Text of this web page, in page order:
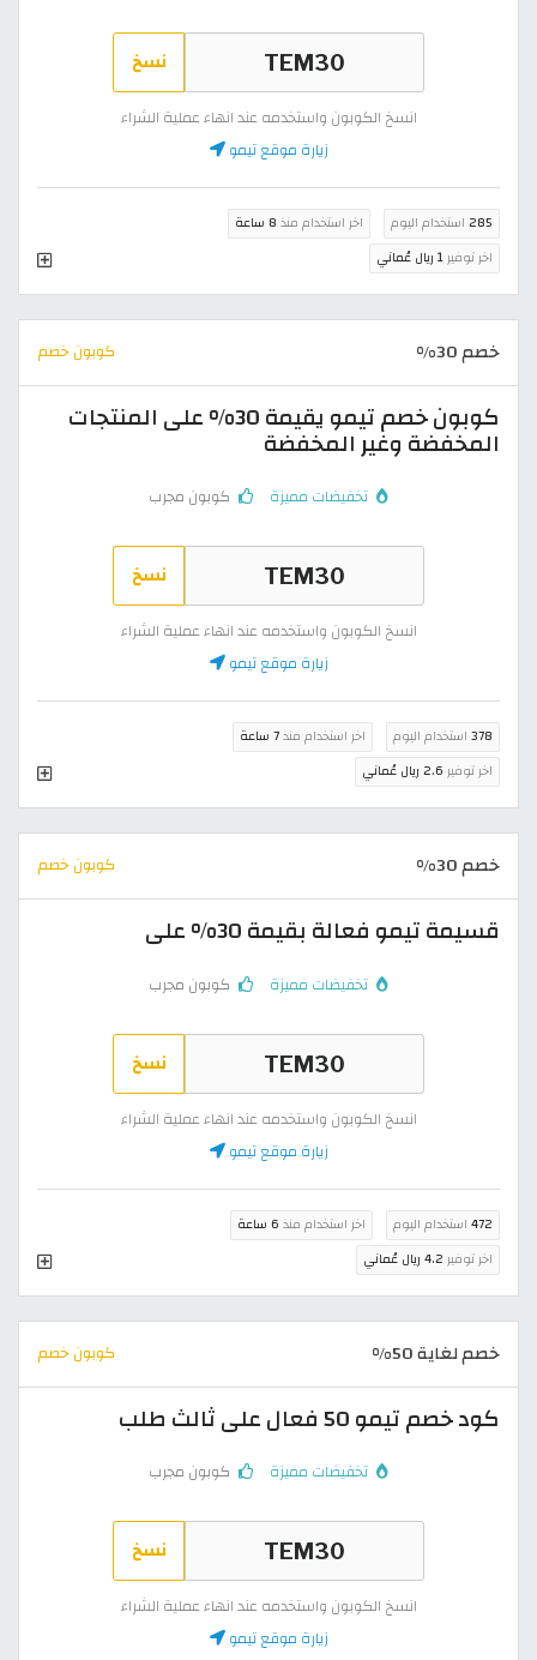
نسخ
انسخ الكوبون واستخدمه عند انهاء عملية الشراء
زيارة موقع تيمو
285 استخدام اليوم اخر استخدام منذ 8 ساعة
اخر توفير1 ريال عُماني
خصم 30% كوبون خصم
كوبون خصم تيمو يقيمة 30% على المنتجات
المخفضة وغير المخفضة
تخفيضات مميزة كوبون مجرب
نسخ
انسخ الكوبون واستخدمه عند انهاء عملية الشراء
زيارة موقع تيمو
378 استخدام اليوم اخر استخدام منذ7 ساعة
اخر توفير 2.6 ريال عُماني
خصم 30% كوبون خصم
قسيمة تيمو فعالة بقيمة 30% على
تخفيضات مميزة كوبون مجرب
نسخ
انسخ الكوبون واستخدمه عند انهاء عملية الشراء
زيارة موقع تيمو
472 استخدام اليوم اخر استخدام منذ 6 ساعة
اخر توفير 4.2 ريال عُماني
خصم لغاية 50% كوبون خصم
كود خصم تيمو 50 فعال على ثالث طلب
تخفيضات مميزة كوبون مجرب
نسخ
انسخ الكوبون واستخدمه عند انهاء عملية الشراء
زيارة موقع تيمو